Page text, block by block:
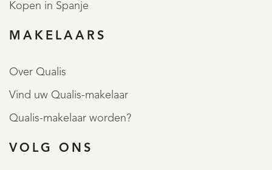
Kopen in Spanje
MAKELAARS
Over Qualis
Vind uw Qualis-makelaar
Qualis-makelaar worden?
VOLG ONS